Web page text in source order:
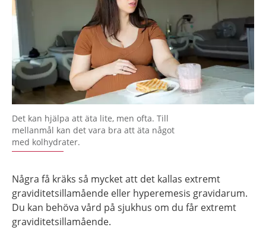
Det kan hjälpa att äta lite, men ofta. Till
mellanmål kan det vara bra att äta något
med kolhydrater.
Några få kräks så mycket att det kallas extremt
graviditetsillamående eller hyperemesis gravidarum.
Du kan behöva vård på sjukhus om du får extremt
graviditetsillamående.